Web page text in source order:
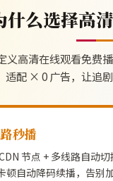
什么选择高
义高清在线观看免费
适配 × 0 广告，让追剧
秒播
节点 + 多线路自动切
顿自动降码续播，告别加